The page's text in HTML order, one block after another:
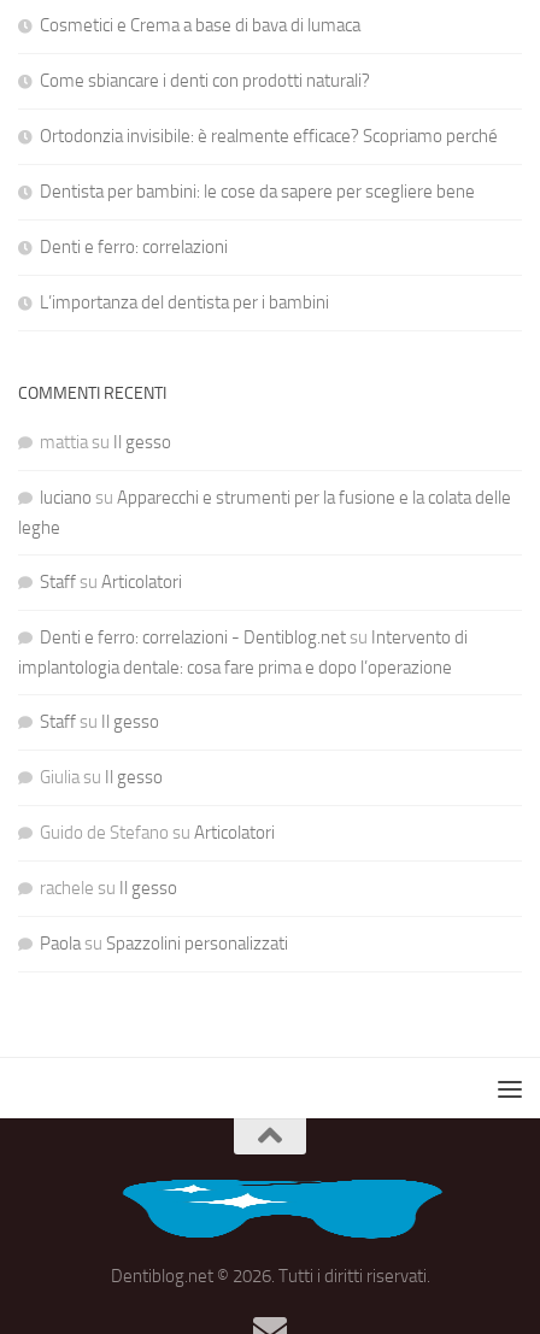
Cosmetici e Crema a base di bava di lumaca
Come sbiancare i denti con prodotti naturali?
Ortodonzia invisibile: è realmente efficace? Scopriamo perché
Dentista per bambini: le cose da sapere per scegliere bene
Denti e ferro: correlazioni
L’importanza del dentista per i bambini
COMMENTI RECENTI
mattiasu Il gesso
luciano su Apparecchi e strumenti per la fusione e la colata delle
leghe
Staffsu Articolatori
Denti e ferro: correlazioni - Dentiblog.netsu Intervento di
implantologia dentale: cosa fare prima e dopo l’operazione
Staffsu Il gesso
Giuliasu Il gesso
Guido de Stefano su Articolatori
rachele su Il gesso
Paolasu Spazzolini personalizzati
Dentiblog.net © 2026. Tutti i diritti riservati.